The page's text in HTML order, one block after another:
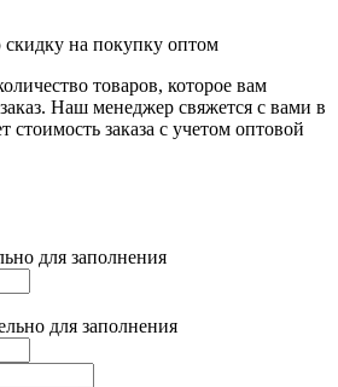
на покупку оптом
товаров, которое вам
Наш менеджер свяжется с вами в
стоимость заказа с учетом оптовой
для заполнения
для заполнения